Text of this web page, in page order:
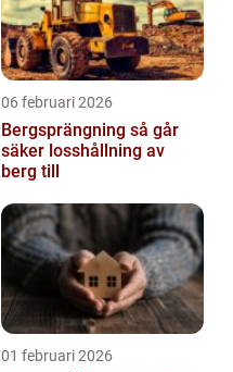
06 februari 2026
Bergsprängning så går
säker losshållning av
berg till
01 februari 2026